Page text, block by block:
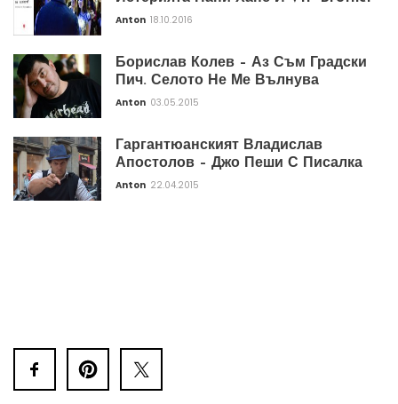
Anton 18.10.2016
Борислав Колев – Аз Съм Градски
Пич. Селото Не Ме Вълнува
Anton 03.05.2015
Гаргантюанският Владислав
Апостолов – Джо Пеши С Писалка
Anton 22.04.2015